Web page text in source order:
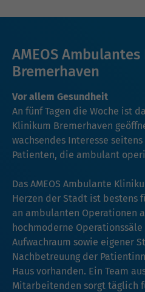
AMEOS
Bremerhaven
Vor allem Gesundheit
An fünf Tagen die Woche ist
Klinikum Bremerhaven
wachsendes Interesse
Patienten, die ambulant
Das AMEOS Ambulante
Herzen der Stadt ist bestens
an ambulanten Operationen
hochmoderne
Aufwachraum sowie eigener
Nachbetreuung der
Haus vorhanden. Ein Team
Mitarbeitenden sorgt täglich